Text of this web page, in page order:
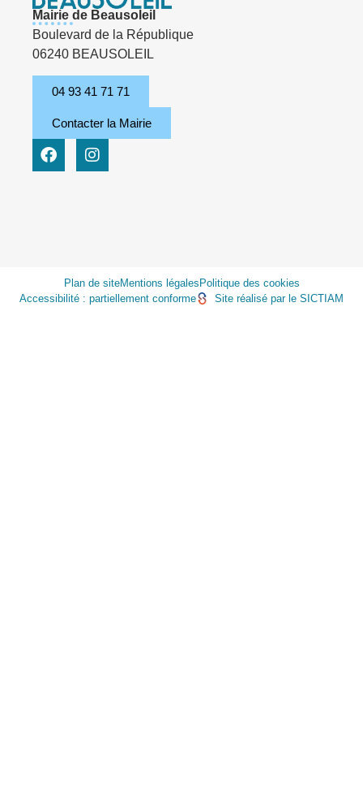
Mairie de Beausoleil
Boulevard de la République
06240 BEAUSOLEIL
04 93 41 71 71
Contacter la Mairie
Plan de siteMentions légales Politique des cookies
Accessibilité : partiellement conforme
Site réalisé par le SICTIAM